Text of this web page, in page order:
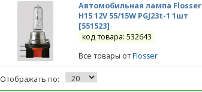
Автомобильная лампа Flosser
H15 12V 55/15W PGJ23t-1 1шт
[551523]
код товара: 532643
Все товары отFlosser
Отображать по: